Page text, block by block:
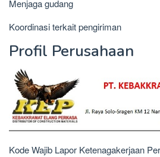
Menjaga gudang
Koordinasi terkait pengiriman
Profil Perusahaan
Kode Wajib Lapor Ketenagakerjaan